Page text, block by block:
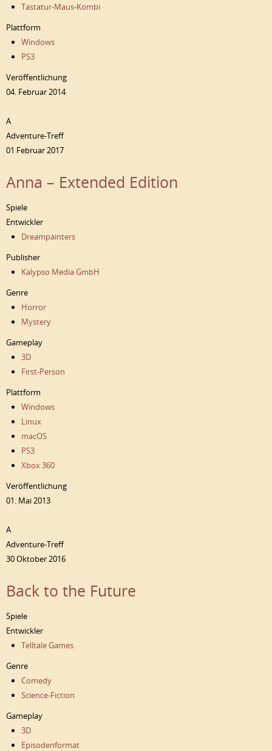
Tastatur-Maus-Kombi
Plattform
Windows
PS3
Veröffentlichung
04. Februar 2014
A
Adventure-Treff
01 Februar 2017
Anna – Extended Edition
Spiele
Entwickler
Dreampainters
Publisher
Kalypso Media GmbH
Genre
Horror
Mystery
Gameplay
3D
First-Person
Plattform
Windows
Linux
macOS
PS3
Xbox 360
Veröffentlichung
01. Mai 2013
A
Adventure-Treff
30 Oktober 2016
Back to the Future
Spiele
Entwickler
Telltale Games
Genre
Comedy
Science-Fiction
Gameplay
3D
Episodenformat